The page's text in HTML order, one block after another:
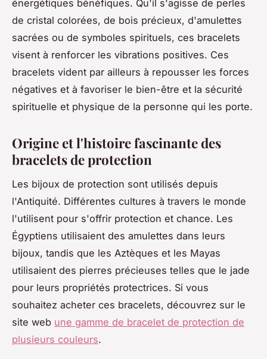
énergétiques bénéfiques. Qu'il s'agisse de perles
de cristal colorées, de bois précieux, d'amulettes
sacrées ou de symboles spirituels, ces bracelets
visent à renforcer les vibrations positives. Ces
bracelets vident par ailleurs à repousser les forces
négatives et à favoriser le bien-être et la sécurité
spirituelle et physique de la personne qui les porte.
Origine et l'histoire fascinante des
bracelets de protection
Les bijoux de protection sont utilisés depuis
l'Antiquité. Différentes cultures à travers le monde
l'utilisent pour s'offrir protection et chance. Les
Égyptiens utilisaient des amulettes dans leurs
bijoux, tandis que les Aztèques et les Mayas
utilisaient des pierres précieuses telles que le jade
pour leurs propriétés protectrices. Si vous
souhaitez acheter ces bracelets, découvrez sur le
site web une gamme de bracelet de protection de
plusieurs couleurs.